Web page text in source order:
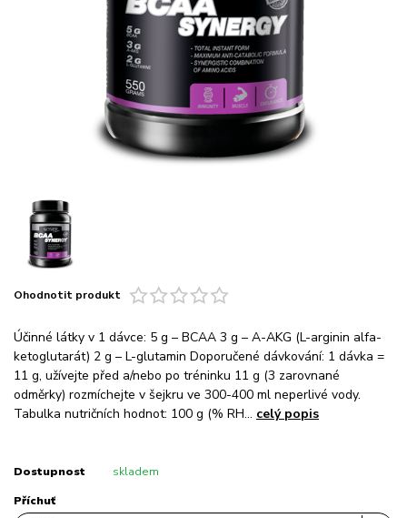
Ohodnotit produkt
Účinné látky v 1 dávce: 5 g – BCAA 3 g – A-AKG (L-arginin alfa-
ketoglutarát) 2 g – L-glutamin Doporučené dávkování: 1 dávka =
11 g, užívejte před a/nebo po tréninku 11 g (3 zarovnané
odměrky) rozmíchejte v šejkru ve 300-400 ml neperlivé vody.
Tabulka nutričních hodnot: 100 g (% RH... celý popis
Dostupnost skladem
Příchuť